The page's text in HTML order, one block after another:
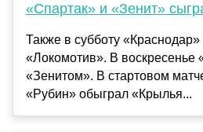
«Спартак» и «Зенит»
Также в субботу
«Локомотив». В воскресенье
«Зенитом». В стартовом
«Рубин» обыграл «Крылья...